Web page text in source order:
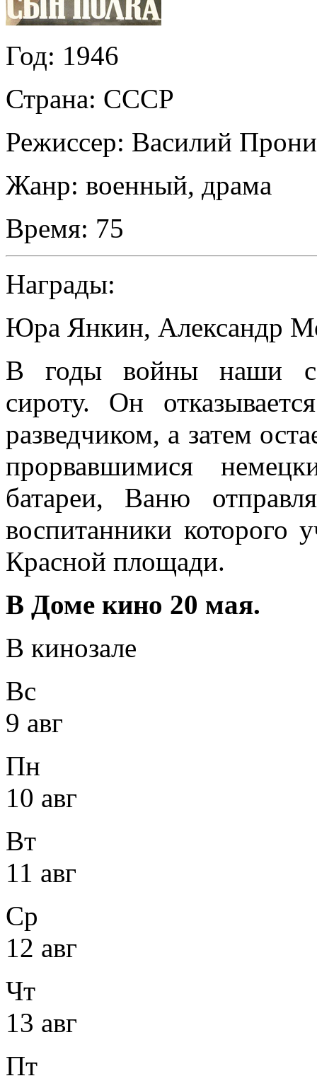
Год: 1946
Страна: СССР
Режиссер: Василий
Жанр: военный, драма
Время: 75
Награды:
Юра Янкин, Александр
В годы войны наши
сироту. Он
разведчиком, а затем
прорвавшимися
батареи, Ваню
воспитанники которого
Красной площади.
В Доме кино 20 мая.
В кинозале
Вс
9 авг
Пн
10 авг
Вт
11 авг
Ср
12 авг
Чт
13 авг
Пт